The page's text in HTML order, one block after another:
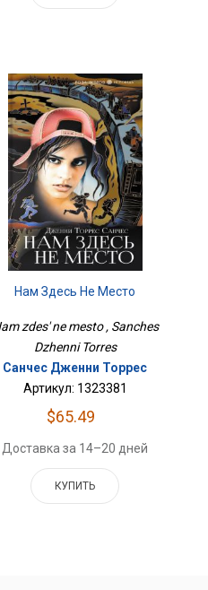
Нам Здесь Не Место
zdes' ne mesto , Sanches
Dzhenni Torres
Санчес Дженни Торрес
Артикул: 1323381
$65.49
Доставка за 14–20 дней
КУПИТЬ